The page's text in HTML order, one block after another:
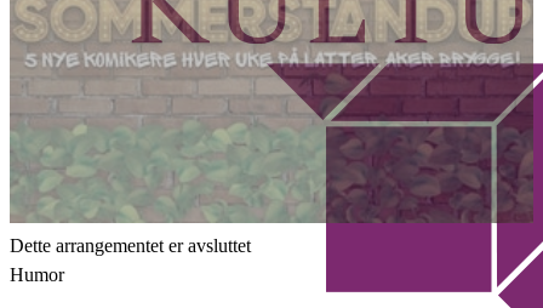
Dette arrangementet er avsluttet
Humor